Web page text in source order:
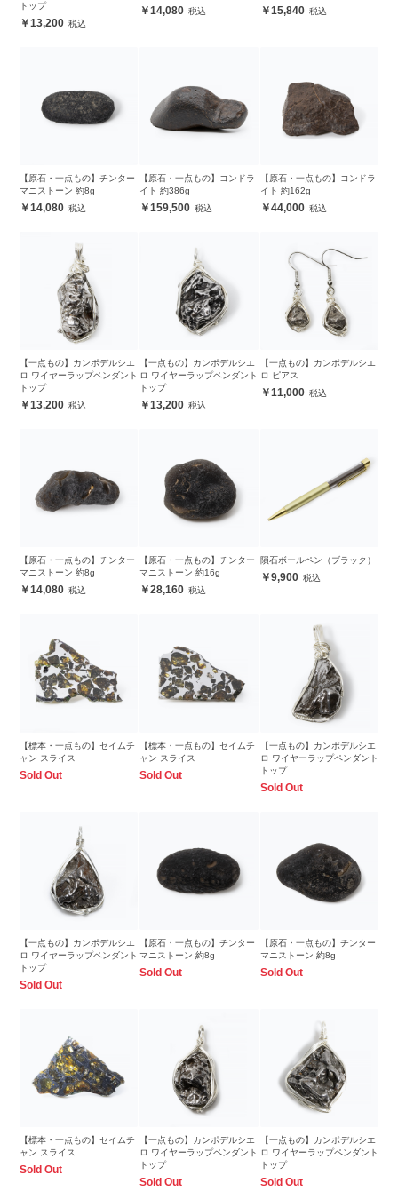
トップ
13,200
14,080 15,840
【原石・一点もの】チンター
マニストーン 約8g
14,080
【原石・一点もの】コンドラ
イト 約386g
159,500
【原石・一点もの】コンドラ
イト 約162g
44,000
【一点もの】カンポデルシエ
ロ ワイヤーラップペンダント
トップ
13,200
【一点もの】カンポデルシエ
ロ ワイヤーラップペンダント
トップ
13,200
【一点もの】カンポデルシエ
ロ ピアス
11,000
【原石・一点もの】チンター
マニストーン 約8g
14,080
【原石・一点もの】チンター
マニストーン 約16g
28,160
隕石ボールペン（ブラック）
9,900
【標本・一点もの】セイムチ
ャン スライス
Sold Out
【標本・一点もの】セイムチ
ャン スライス
Sold Out
【一点もの】カンポデルシエ
ロ ワイヤーラップペンダント
トップ
Sold Out
【一点もの】カンポデルシエ
ロ ワイヤーラップペンダント
トップ
Sold Out
【原石・一点もの】チンター
マニストーン 約8g
Sold Out
【原石・一点もの】チンター
マニストーン 約8g
Sold Out
【標本・一点もの】セイムチ
ャン スライス
Sold Out
【一点もの】カンポデルシエ
ロ ワイヤーラップペンダント
トップ
Sold Out
【一点もの】カンポデルシエ
ロ ワイヤーラップペンダント
トップ
Sold Out